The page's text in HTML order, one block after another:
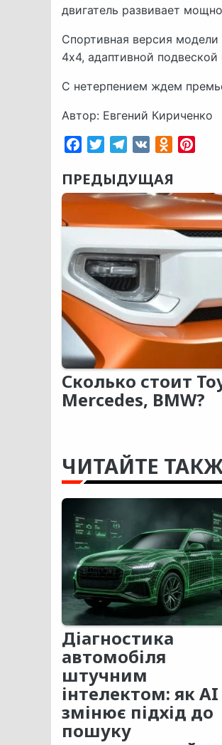
двигатель развивает
Спортивная версия
4х4, адаптивной
С нетерпением ждем
Автор: Евгений Кириченко
FacebookTwitterTelegram
VK
ПРЕДЫДУЩАЯ
Сколько стоит
Mercedes, BMW?
ЧИТАЙТЕ
Діагностика
автомобіля
штучним
інтелектом: як AI
змінює підхід до
пошуку